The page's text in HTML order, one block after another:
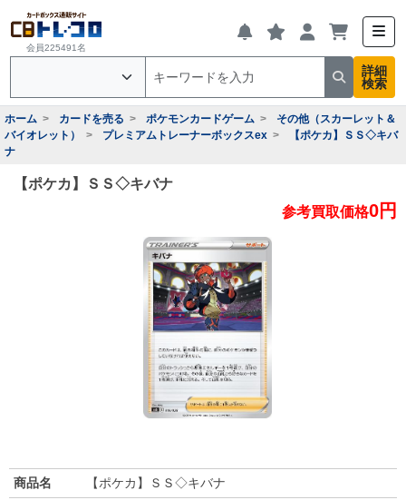
会員225491名
詳細
検索
ホーム カードを売る ポケモンカードゲーム
その他（スカーレット＆
バイオレット）
プレミアムトレーナーボックスex
【ポケカ】ＳＳ◇キバ
ナ
【ポケカ】ＳＳ◇キバナ
参考買取価格0円
商品名
【ポケカ】ＳＳ◇キバナ